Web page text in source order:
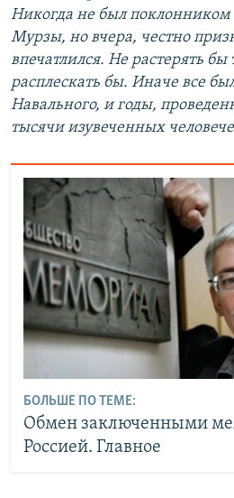
Никогда не был
Мурзы, но вчера, честно
впечатлился. Не растерять
расплескать бы. Иначе все
Навального, и годы,
тысячи изувеченных
БОЛЬШЕ ПО ТЕМЕ:
Обмен заключенными
Россией. Главное